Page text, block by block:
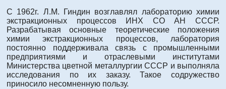
С 1962г. Л.М. Гиндин возглавлял лабораторию химии
экстракционных процессов ИНХ СО АН СССР.
Разрабатывая основные теоретические положения
химии экстракционных процессов, лаборатория
постоянно поддерживала связь с промышленными
предприятиями и отраслевыми институтами
Министерства цветной металлургии СССР и выполняла
исследования по их заказу. Такое содружество
приносило несомненную пользу.